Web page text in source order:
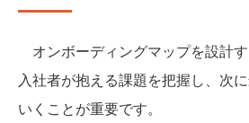
オンボーディングマップを設計
入社者が抱える課題を把握し、次
いくことが重要です。